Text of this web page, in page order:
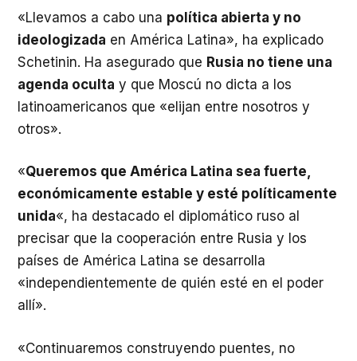
«Llevamos a cabo una política abierta y no
ideologizada en América Latina», ha explicado
Schetinin. Ha asegurado que Rusia no tiene una
agenda oculta y que Moscú no dicta a los
latinoamericanos que «elijan entre nosotros y
otros».
«Queremos que América Latina sea fuerte,
económicamente estable y esté políticamente
unida«, ha destacado el diplomático ruso al
precisar que la cooperación entre Rusia y los
países de América Latina se desarrolla
«independientemente de quién esté en el poder
allí».
«Continuaremos construyendo puentes, no